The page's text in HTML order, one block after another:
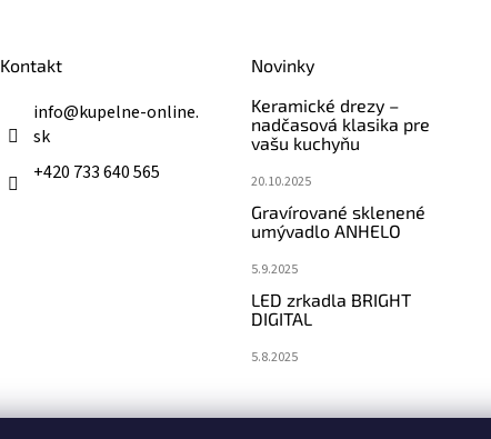
Kontakt
info@kupelne-online.
sk
+420 733 640 565
Novinky
Keramické drezy –
nadčasová klasika pre
vašu kuchyňu
20.10.2025
Gravírované sklenené
umývadlo ANHELO
5.9.2025
LED zrkadla BRIGHT
DIGITAL
5.8.2025